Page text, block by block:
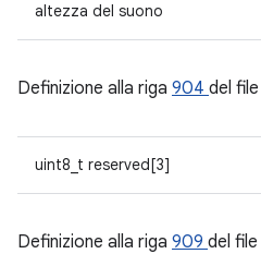
altezza del suono
Definizione alla riga 904 del file
uint8_t reserved[3]
Definizione alla riga 909 del file